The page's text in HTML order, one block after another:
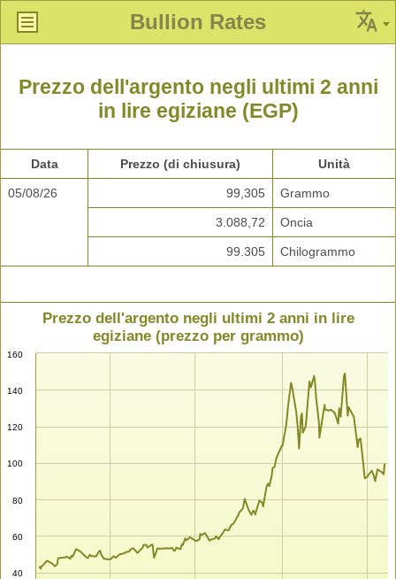
Bullion Rates
Prezzo dell'argento negli ultimi 2 anni
in lire egiziane (EGP)
Data Prezzo (di chiusura) Unità
05/08/26 99,305 Grammo
3.088,72 Oncia
99.305 Chilogrammo
Prezzo dell'argento negli ultimi 2 anni in lire
egiziane (prezzo per grammo)
40
60
80
100
120
140
160